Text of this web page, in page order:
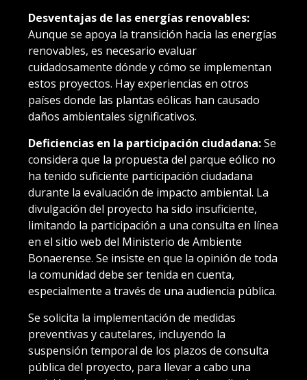
Desventajas de las energías renovables:
Aunque se apoya la transición hacia las energías
renovables, es necesario evaluar
cuidadosamente dónde y cómo se implementan
estos proyectos. Hay experiencias en otros
países donde las plantas eólicas han causado
daños ambientales significativos.
Deficiencias en la participación ciudadana:Se
considera que la propuesta del parque eólico no
ha tenido suficiente participación ciudadana
durante la evaluación de impacto ambiental. La
divulgación del proyecto ha sido insuficiente,
limitando la participación a una consulta en línea
en el sitio web del Ministerio de Ambiente
Bonaerense. Se insiste en que la opinión de toda
la comunidad debe ser tenida en cuenta,
especialmente a través de una audiencia pública.
Se solicita la implementación de medidas
preventivas y cautelares, incluyendo la
suspensión temporal de los plazos de consulta
pública del proyecto, para llevar a cabo una